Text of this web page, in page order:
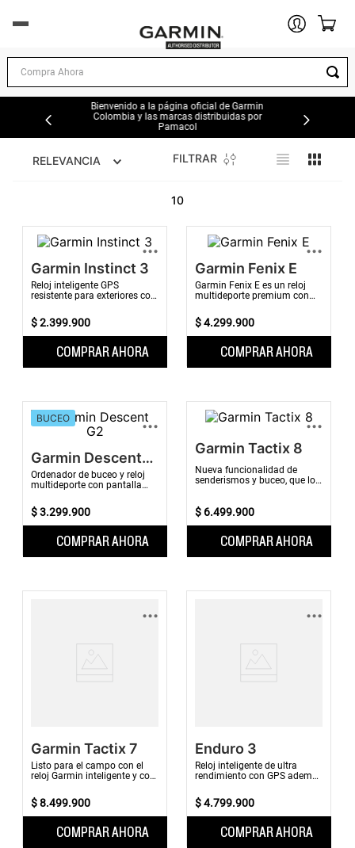
DEPORTES Y EJERCICIO
EXPLORACION AL AIRE LIBRE
AVIACIÓN
OFERTAS
Bienvenido a la página oficial de Garmin
Colombia y las marcas distribuidas por
Pamacol
RELEVANCIA FILTRAR
10
...
Garmin Instinct 3
Reloj inteligente GPS
resistente para exteriores con
esenciales.
$2.399.900
COMPRAR AHORA
...
Garmin Fenix E
Garmin Fenix E es un reloj
multideporte premium con
funciones de salud y
bienestar.
$4.299.900
COMPRAR AHORA
...
BUCEO
Garmin Descent
G2
Ordenador de buceo y reloj
multideporte con pantalla
avanzadas para buceadores,
resistente hast...
$3.299.900
COMPRAR AHORA
...
Garmin Tactix 8
Nueva funcionalidad de
senderismos y buceo, que lo
tierra, ai...
$ 6.499.900
COMPRAR AHORA
...
Garmin Tactix 7
Listo para el campo con el
reloj Garmin inteligente y con
carga solar Power Sapphire™,
perfil t...
$8.499.900
COMPRAR AHORA
...
Enduro 3
Reloj inteligente de ultra
rendimiento con GPS además
y mapas avanzados.
$4.799.900
COMPRAR AHORA